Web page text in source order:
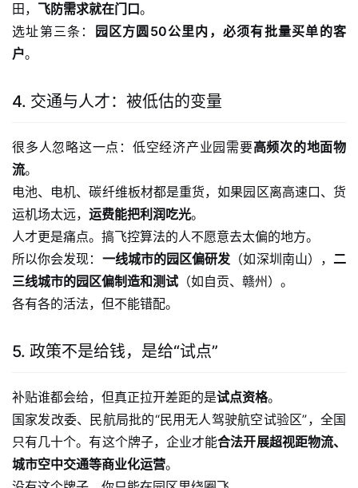
田， 飞防需求就在门口。
选址第三条：
园区方圆50公里内，必须有批量买单的客
户。
4. 交通与人才：被低估的变量
很多人忽略这一点：低空经济产业园需要高频次的地面物
流。
电池、电机、碳纤维板材都是重货，如果园区离高速口、货
运机场太远， 运费能把利润吃光。
人才更是痛点。搞飞控算法的人不愿意去太偏的地方。
所以你会发现： 一线城市的园区偏研发 （如深圳南山）， 二
三线城市的园区偏制造和测试 （如自贡、赣州）。
各有各的活法，但不能错配。
5. 政策不是给钱，是给“试点”
补贴谁都会给，但真正拉开差距的是试点资格。
国家发改委、民航局批的“民用无人驾驶航空试验区”，全国
只有几十个。有这个牌子，企业才能合法开展超视距物流、
城市空中交通等商业化运营。